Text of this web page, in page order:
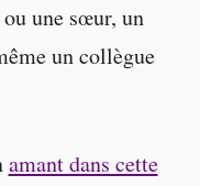
une sœur, un
un collègue
amant dans cette